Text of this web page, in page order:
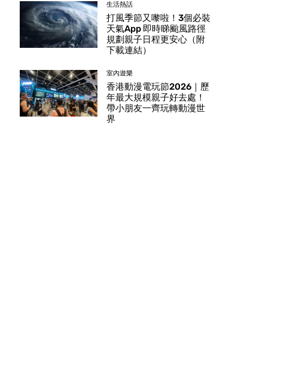
生活熱話
打風季節又嚟啦！3個必裝
天氣App 即時睇颱風路徑
規劃親子日程更安心（附
下載連結）
室內遊樂
香港動漫電玩節2026｜歷
年最大規模親子好去處！
帶小朋友一齊玩轉動漫世
界